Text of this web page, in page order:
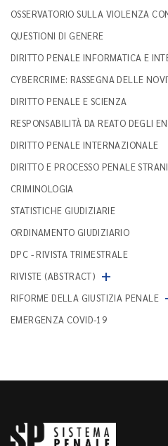
OSSERVATORIO SULLA VIOLENZA
QUESTIONI DI GENERE
DIRITTO PENALE INFORMATICA E
CYBERCRIME: RASSEGNA DELLE
DIRITTO PENALE E SCIENZA
RESPONSABILITÀ DA REATO DEGLI
DIRITTO PENALE INTERNAZIONALE
DIRITTO E PROCESSO PENALE
CRIMINOLOGIA
STATISTICHE GIUDIZIARIE
ORDINAMENTO GIUDIZIARIO
DPC - RIVISTA TRIMESTRALE
RIVISTE (ABSTRACT) +
RIFORME DELLA GIUSTIZIA PENALE
EMERGENZA COVID-19